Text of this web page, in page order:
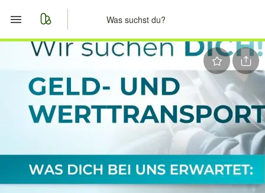
Start
Merkliste
Nachrichten